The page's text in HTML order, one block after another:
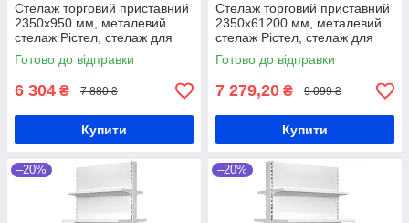
Стелаж торговий приставний
2350х950 мм, металевий
стелаж Рістел, стелаж для
взуття, стелаж для квітів,
білий стелаж, торговий
Готово до відправки
6 304 ₴ 7 880 ₴
Купити
Стелаж торговий приставний
2350х61200 мм, металевий
стелаж Рістел, стелаж для
взуття, стелаж для квітів,
білий стелаж, торговий
Готово до відправки
7 279,20 ₴ 9 099 ₴
Купити
–20% –20%